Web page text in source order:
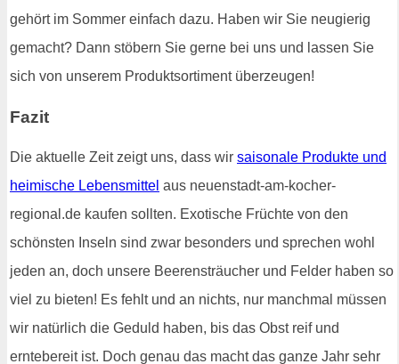
gehört im Sommer einfach dazu. Haben wir Sie neugierig
gemacht? Dann stöbern Sie gerne bei uns und lassen Sie
sich von unserem Produktsortiment überzeugen!
Fazit
Die aktuelle Zeit zeigt uns, dass wir saisonale Produkte und
heimische Lebensmittel aus neuenstadt-am-kocher-
regional.de kaufen sollten. Exotische Früchte von den
schönsten Inseln sind zwar besonders und sprechen wohl
jeden an, doch unsere Beerensträucher und Felder haben so
viel zu bieten! Es fehlt und an nichts, nur manchmal müssen
wir natürlich die Geduld haben, bis das Obst reif und
erntebereit ist. Doch genau das macht das ganze Jahr sehr